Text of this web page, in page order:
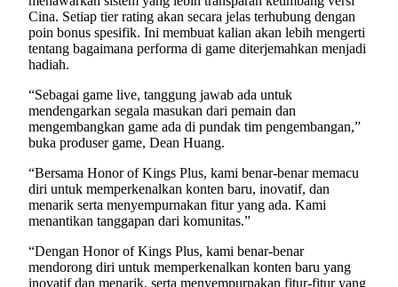
Cina. Setiap tier rating akan secara jelas terhubung dengan
poin bonus spesifik. Ini membuat kalian akan lebih mengerti
tentang bagaimana performa di game diterjemahkan menjadi
hadiah.
“Sebagai game live, tanggung jawab ada untuk
mendengarkan segala masukan dari pemain dan
mengembangkan game ada di pundak tim pengembangan,”
buka produser game, Dean Huang.
“Bersama Honor of Kings Plus, kami benar-benar memacu
diri untuk memperkenalkan konten baru, inovatif, dan
menarik serta menyempurnakan fitur yang ada. Kami
menantikan tanggapan dari komunitas.”
“Dengan Honor of Kings Plus, kami benar-benar
mendorong diri untuk memperkenalkan konten baru yang
inovatif dan menarik, serta menyempurnakan fitur-fitur yang